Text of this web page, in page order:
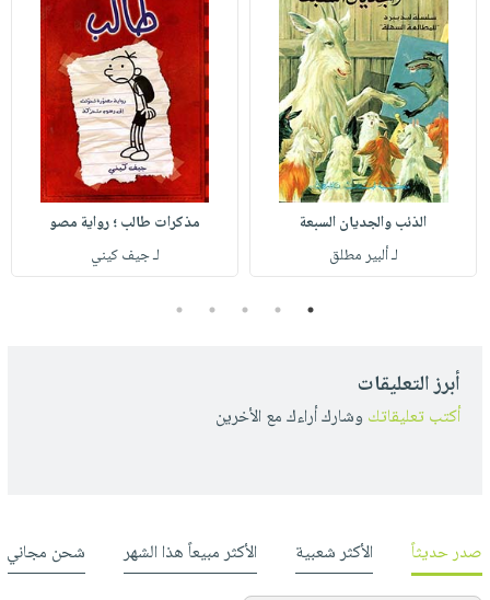
الذئب والجديان السبعة
لـ ألبير مطلق
مذكرات طالب ؛ رواية مصو
لـ جيف كيني
1
2
3
4
5
أبرز التعليقات
أكتب تعليقاتك وشارك أراءك مع الأخرين
صدر حديثاً الأكثر شعبية الأكثر مبيعاً هذا الشهر شحن مجاني